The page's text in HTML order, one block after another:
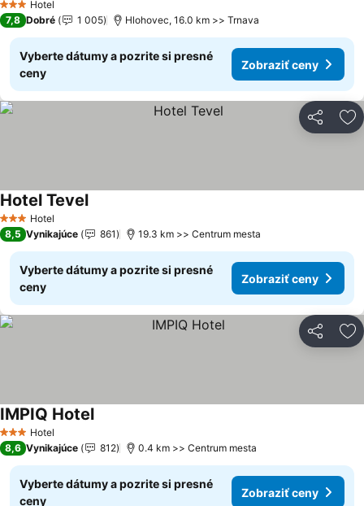
3 Počet hviezdičiek
Hotel
7,8 Dobré 1 005 Hlohovec, 16.0 km >> Trnava
Vyberte dátumy a pozrite si presné
ceny
Zobraziť ceny
Zdieľať
3 Počet hviezdičiek
Hotel
Hotel TevelZobraziť ceny
8,5 Vynikajúce 861 19.3 km >> Centrum mesta
Vyberte dátumy a pozrite si presné
ceny
Zobraziť ceny
Zdieľať
3 Počet hviezdičiek
Hotel
IMPIQ HotelZobraziť ceny
8,6 Vynikajúce 812 0.4 km >> Centrum mesta
Vyberte dátumy a pozrite si presné
ceny
Zobraziť ceny